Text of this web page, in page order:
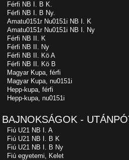
Férfi NB I. B K.
Férfi NB I. B Ny.
Amatu0151r Nu0151i NB I. K
Amatu0151r Nu0151i NB I. Ny
Férfi NB II. K
Férfi NB II. Ny
Férfi NB II. Kö A
Férfi NB II. Kö B
Magyar Kupa, férfi
Magyar Kupa, nu0151i
Hepp-kupa, férfi
Hepp-kupa, nu0151i
BAJNOKSÁGOK -
Fiú U21 NB I. A
Fiú U21 NB I. B K
Fiú U21 NB I. B Ny
Fiú egyetemi, Kelet